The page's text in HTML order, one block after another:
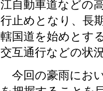
江自動車道などの
行止めとなり、長
轄国道を始めとす
交互通行などの状
今回の豪雨にお